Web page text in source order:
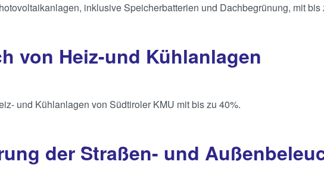
inklusive Speicherbatterien und Dachbegrünung, mit bis
von Heiz-und Kühlanlagen
und Kühlanlagen von Südtiroler KMU mit bis zu 40%.
der Straßen- und